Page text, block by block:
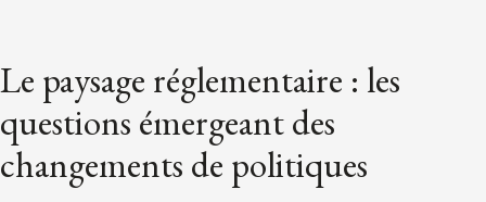
Le paysage réglementaire : les
questions émergeant des
changements de politiques